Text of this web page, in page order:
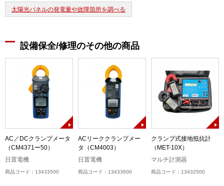
太陽光パネルの発電量や故障箇所を調べる
設備保全/修理のその他の商品
AC／DCクランプメータ
（CM4371ー50）
日置電機
商品コード：13433500
ACリーククランプメー
タ（CM4003）
日置電機
商品コード：13433600
クランプ式接地抵抗計
（MET-10X）
マルチ計測器
商品コード：13432500